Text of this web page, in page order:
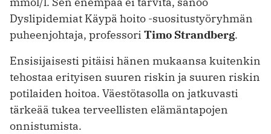
Dyslipidemiat Käypä hoito -suositustyöryhmän
puheenjohtaja, professori Timo Strandberg.
Ensisijaisesti pitäisi hänen mukaansa kuitenkin
tehostaa erityisen suuren riskin ja suuren riskin
potilaiden hoitoa. Väestötasolla on jatkuvasti
tärkeää tukea terveellisten elämäntapojen
onnistumista.